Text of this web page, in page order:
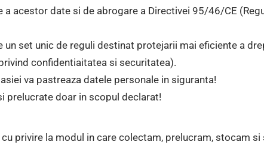
acestor date si de abrogare a Directivei 95/46/CE
un set unic de reguli destinat protejarii mai eficiente a
confidentiaitatea si securitatea).
va pastreaza datele personale in siguranta!
prelucrate doar in scopul declarat!
privire la modul in care colectam, prelucram, stocam